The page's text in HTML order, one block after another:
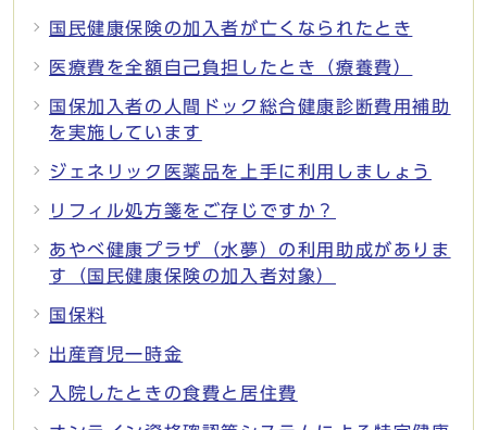
国民健康保険の加入者が亡くなられたとき
医療費を全額自己負担したとき（療養費）
国保加入者の人間ドック総合健康診断費用補助
を実施しています
ジェネリック医薬品を上手に利用しましょう
リフィル処方箋をご存じですか？
あやべ健康プラザ（水夢）の利用助成がありま
す（国民健康保険の加入者対象）
国保料
出産育児一時金
入院したときの食費と居住費